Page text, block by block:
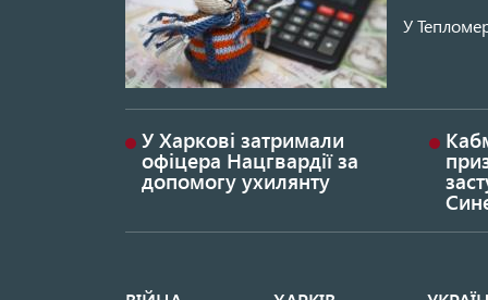
У
У Харкові затримали
офіцера Нацгвардії за
допомогу ухилянту